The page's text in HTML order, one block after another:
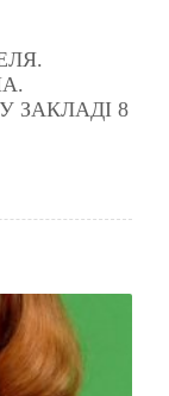
ЗАКЛАДІ 8